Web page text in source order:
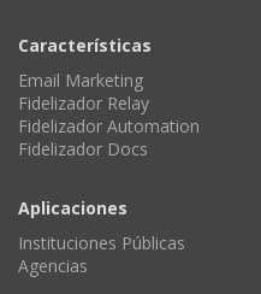
Características
Email Marketing
Fidelizador Relay
Fidelizador Automation
Fidelizador Docs
Aplicaciones
Instituciones Públicas
Agencias